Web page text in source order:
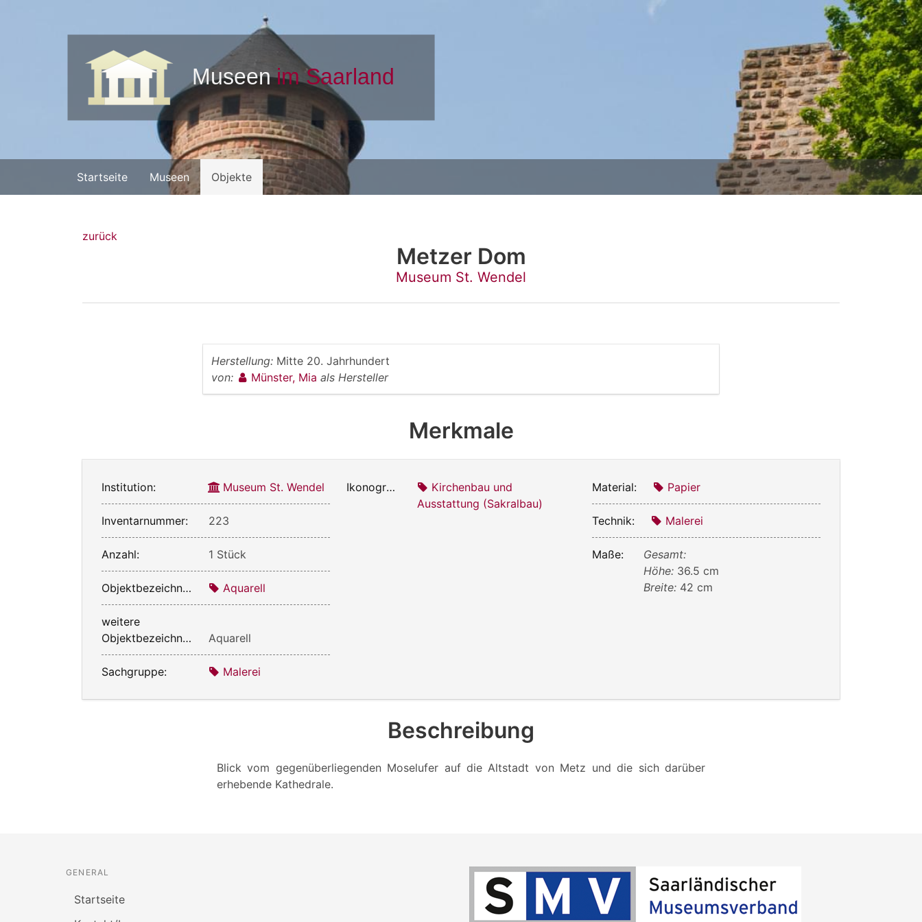
Startseite Museen Objekte
zurück
Metzer Dom
Museum St. Wendel
Herstellung: Mitte 20. Jahrhundert
von:
Münster, Mia als Hersteller
Merkmale
Institution: Museum St. Wendel
Inventarnummer: 223
Anzahl: 1 Stück
Objektbezeichnung: Aquarell
weitere
Objektbezeichnung:
Aquarell
Sachgruppe: Malerei
Ikonografie:
Kirchenbau und
Ausstattung (Sakralbau)
Material: Papier
Technik: Malerei
Maße:
Gesamt:
Höhe: 36.5 cm
Breite: 42 cm
Beschreibung
Blick vom gegenüberliegenden Moselufer auf die Altstadt von Metz und die sich darüber
erhebende Kathedrale.
GENERAL
Startseite